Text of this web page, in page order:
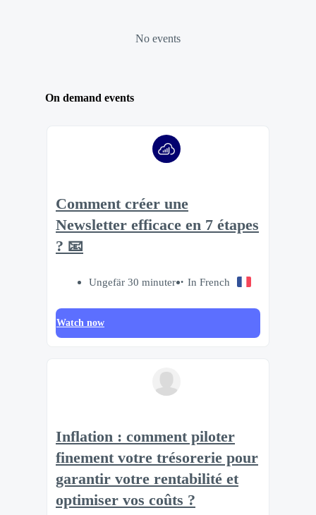
No events
On demand events
Comment créer une
Newsletter efficace en 7 étapes
? 📧
Ungefär 30 minuter In French
Watch now
Inflation : comment piloter
finement votre trésorerie pour
garantir votre rentabilité et
optimiser vos coûts ?